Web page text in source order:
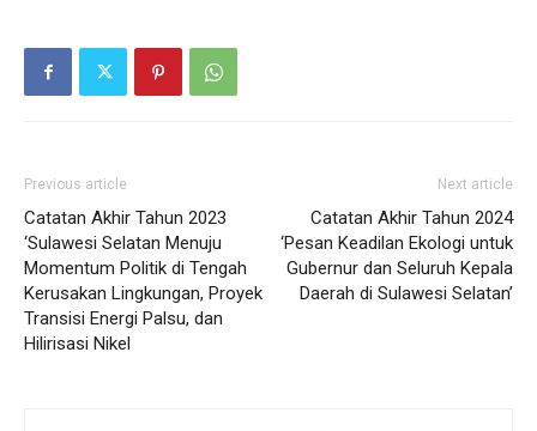
Previous article
Catatan Akhir Tahun 2023
‘Sulawesi Selatan Menuju
Momentum Politik di Tengah
Kerusakan Lingkungan, Proyek
Transisi Energi Palsu, dan
Hilirisasi Nikel
Next article
Catatan Akhir Tahun 2024
‘Pesan Keadilan Ekologi untuk
Gubernur dan Seluruh Kepala
Daerah di Sulawesi Selatan’